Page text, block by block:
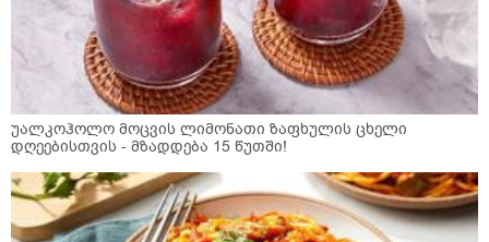
უალკოჰოლო მოცვის ლიმონათი ზაფხულის ცხელი
დღეებისთვის - მზადდება 15 წუთში!